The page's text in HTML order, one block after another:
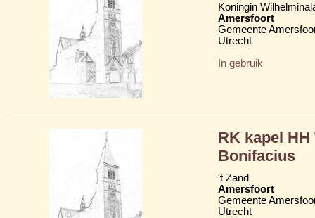
Koningin
Amersfoort
Gemeente
Utrecht
In gebruik
RK kapel
Bonifacius
't Zand
Amersfoort
Gemeente
Utrecht